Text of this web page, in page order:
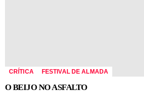
CRÍTICA FESTIVAL DE ALMADA
O BEIJO NO ASFALTO